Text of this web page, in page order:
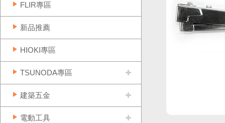
FLIR專區
新品推薦
HIOKI專區
TSUNODA專區
建築五金
電動工具